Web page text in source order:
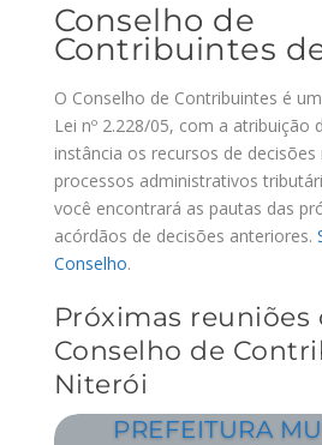
Conselho de
Contribuintes
O Conselho de Contribuintes é
Lei nº 2.228/05, com a atribuição
instância os recursos de
processos administrativos
você encontrará as pautas das
acórdãos de decisões anteriores.
Conselho.
Próximas reuniões
Conselho de
Niterói
PREFEITURA